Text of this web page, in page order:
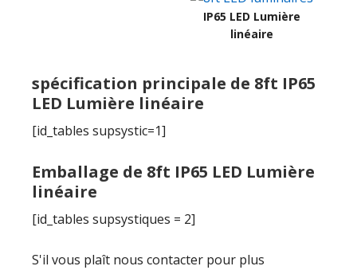
IP65 LED Lumière
linéaire
spécification principale de 8ft IP65
LED Lumière linéaire
[id_tables supsystic=1]
Emballage de 8ft IP65 LED Lumière
linéaire
[id_tables supsystiques = 2]
S'il vous plaît nous contacter pour plus